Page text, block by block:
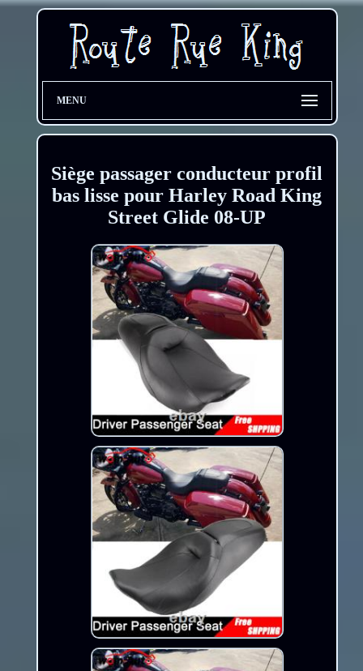
MENU
Siège passager conducteur profil
bas lisse pour Harley Road King
Street Glide 08-UP